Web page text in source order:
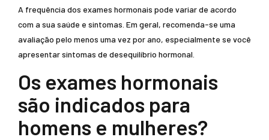
A frequência dos exames hormonais pode variar de acordo
com a sua saúde e sintomas. Em geral, recomenda-se uma
avaliação pelo menos uma vez por ano, especialmente se você
apresentar sintomas de desequilíbrio hormonal.
Os exames hormonais
são indicados para
homens e mulheres?